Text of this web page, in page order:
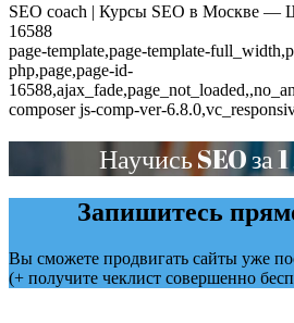
SEO coach | Курсы SEO в Москве —
16588
page-template,page-template-
php,page,page-id-
composer js-comp-ver-
Научись SEO за
Запишитесь
Вы сможете продвигать сайты уже
(+ получите чеклист совершенно